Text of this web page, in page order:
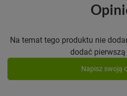
Na temat tego produktu nie
dodać
Napisz swoją